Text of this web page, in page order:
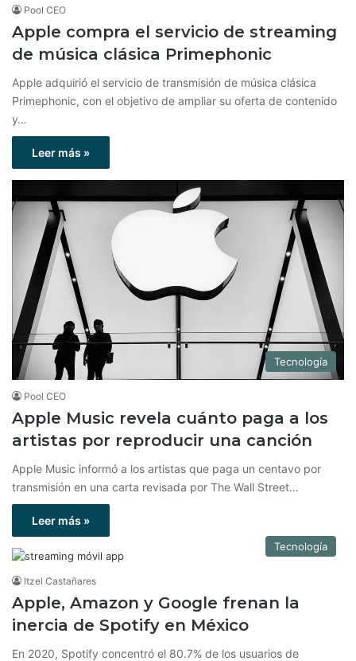
Pool CEO
Apple compra el servicio de streaming
de música clásica Primephonic
Apple adquirió el servicio de transmisión de música clásica
Primephonic, con el objetivo de ampliar su oferta de contenido
y…
Leer más »
Tecnología
Pool CEO
Apple Music revela cuánto paga a los
artistas por reproducir una canción
Apple Music informó a los artistas que paga un centavo por
transmisión en una carta revisada por The Wall Street…
Leer más »
Tecnología
Itzel Castañares
Apple, Amazon y Google frenan la
inercia de Spotify en México
En 2020, Spotify concentró el 80.7% de los usuarios de